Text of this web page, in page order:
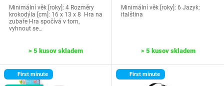
Minimální věk [roky]: 4 Rozměry
krokodýla [cm]: 16 x 13 x 8 Hra na
zubaře Hra spočívá v tom,
vyhnout se…
> 5 kusov skladem
Minimální věk [roky]: 6 Jazyk:
italština
> 5 kusov skladem
First minute First minute